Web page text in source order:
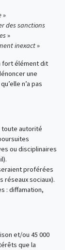
»
des sanctions
»
inexact»
fort élément dit
une
n’a pas
toute autorité
ou disciplinaires
proférées
réseaux sociaux).
: diffamation,
et/ou 45 000
que la